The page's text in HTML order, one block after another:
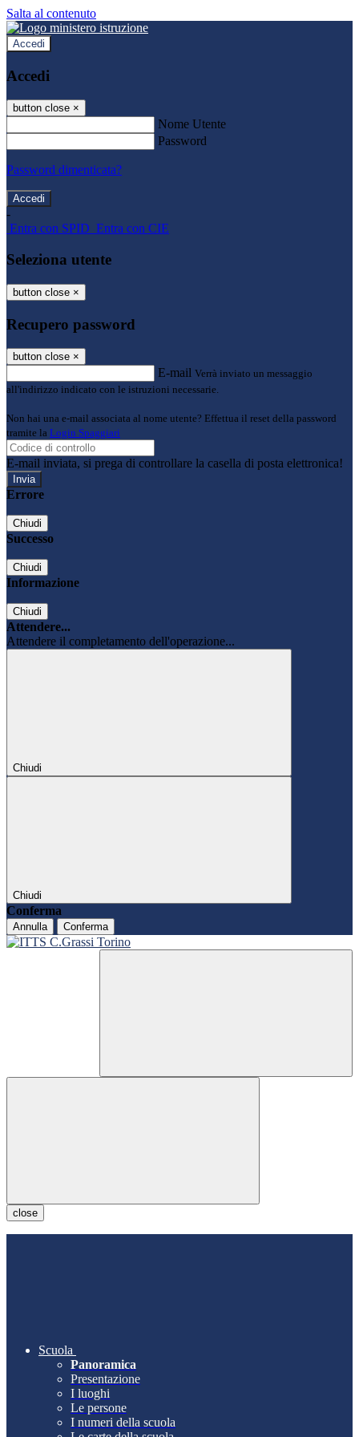
Salta al contenuto
Accedi
Accedi
button close ×
Nome Utente
Password
Password dimenticata?
-
Entra con SPID Entra con CIE
Seleziona utente
button close ×
Recupero password
button close ×
E-mail Verrà inviato un messaggio
all'indirizzo indicato con le istruzioni necessarie.
Non hai una e-mail associata al nome utente? Effettua il reset della password
tramite la Login Spaggiari
E-mail inviata, si prega di controllare la casella di posta elettronica!
Errore
Chiudi
Successo
Chiudi
Informazione
Chiudi
Attendere...
Attendere il completamento dell'operazione...
Chiudi
Chiudi
Conferma
Annulla Conferma
close
Scuola
Panoramica
Presentazione
I luoghi
Le persone
I numeri della scuola